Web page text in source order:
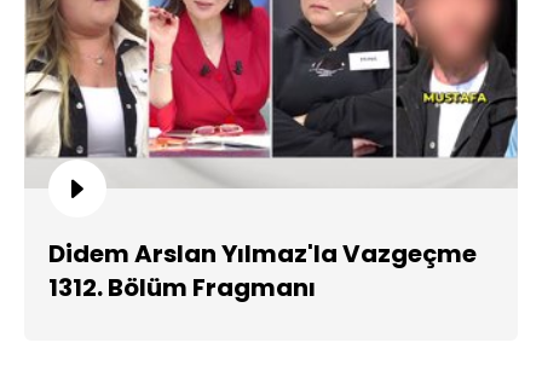
Didem Arslan Yılmaz'la Vazgeçme
1312. Bölüm Fragmanı